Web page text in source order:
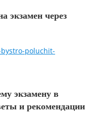
экзамен через
poluchit-
экзамену в
и рекомендации